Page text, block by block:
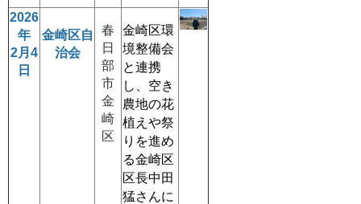
2026
年
2月4
日
金崎区自
治会
春
日
部
市
金
崎
区
金崎区環
境整備会
と連携
し、空き
農地の花
植えや祭
りを進め
る金崎区
区長中田
猛さんに